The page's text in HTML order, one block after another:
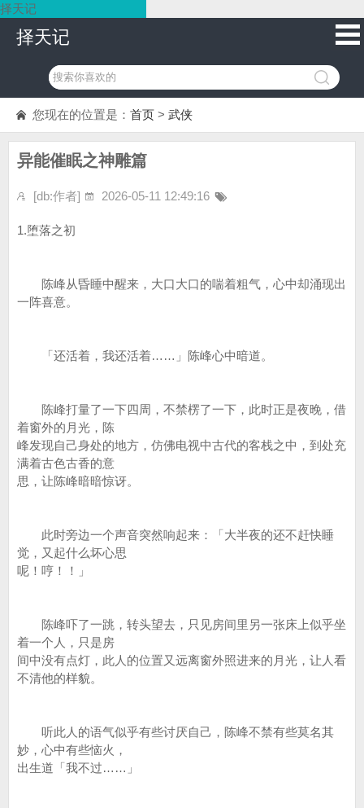
择天记
择天记
您现在的位置是： 首页 > 武侠
异能催眠之神雕篇
[db:作者] 2026-05-11 12:49:16
1.堕落之初
陈峰从昏睡中醒来，大口大口的喘着粗气，心中却涌现出
一阵喜意。
「还活着，我还活着……」陈峰心中暗道。
陈峰打量了一下四周，不禁楞了一下，此时正是夜晚，借
着窗外的月光，陈
峰发现自己身处的地方，仿佛电视中古代的客栈之中，到处充
满着古色古香的意
思，让陈峰暗暗惊讶。
此时旁边一个声音突然响起来：「大半夜的还不赶快睡
觉，又起什么坏心思
呢！哼！！」
陈峰吓了一跳，转头望去，只见房间里另一张床上似乎坐
着一个人，只是房
间中没有点灯，此人的位置又远离窗外照进来的月光，让人看
不清他的样貌。
听此人的语气似乎有些讨厌自己，陈峰不禁有些莫名其
妙，心中有些恼火，
出生道「我不过……」